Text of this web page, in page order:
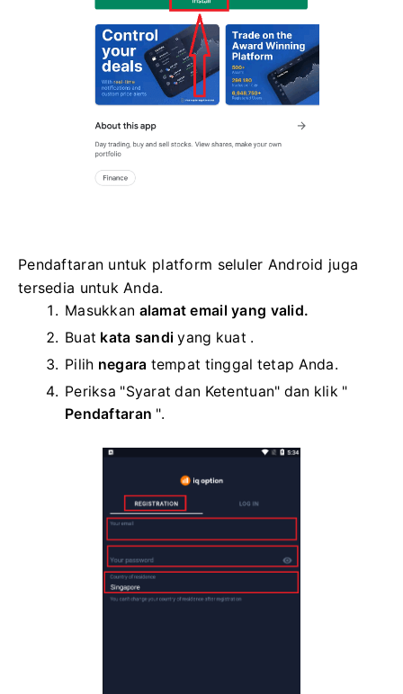
Pendaftaran untuk platform seluler Android juga
tersedia untuk Anda.
Masukkan alamat email yang valid.
Buat kata sandi yang kuat .
Pilih negara tempat tinggal tetap Anda.
Periksa "Syarat dan Ketentuan" dan klik "
Pendaftaran ".